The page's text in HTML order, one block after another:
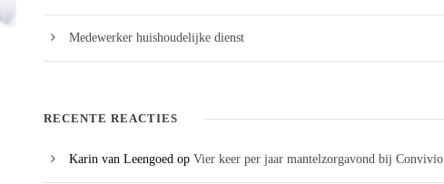
Medewerker huishoudelijke dienst
RECENTE REACTIES
Karin van Leengoed op Vier keer per jaar mantelzorgavond bij Convivio